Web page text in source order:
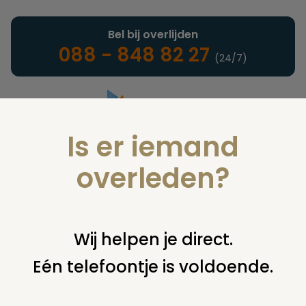
Landelijke uitvaartonderneming
Bel bij overlijden
088 - 848 82 27 (24/7)
U bent hier: home uitgelicht werk en opleiding
Is er iemand
overleden?
Wij helpen je direct.
Eén telefoontje is voldoende.